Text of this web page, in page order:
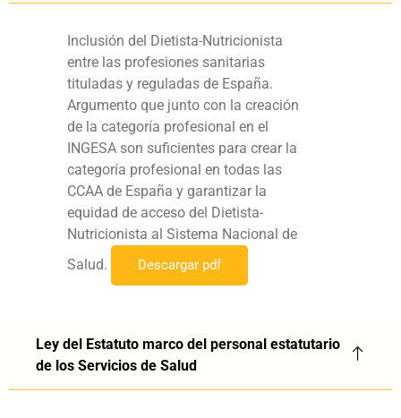
Inclusión del Dietista-Nutricionista
entre las profesiones sanitarias
tituladas y reguladas de España.
Argumento que junto con la creación
de la categoría profesional en el
INGESA son suficientes para crear la
categoría profesional en todas las
CCAA de España y garantizar la
equidad de acceso del Dietista-
Nutricionista al Sistema Nacional de
Salud.
Descargar pdf
Ley del Estatuto marco del personal estatutario
de los Servicios de Salud